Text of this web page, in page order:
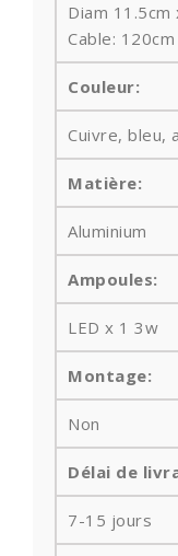
Diam
Cable:
Couleur:
Cuivre, bleu,
Matière:
Aluminium
Ampoules:
LED x 1 3w
Montage:
Non
Délai de
7-15 jours